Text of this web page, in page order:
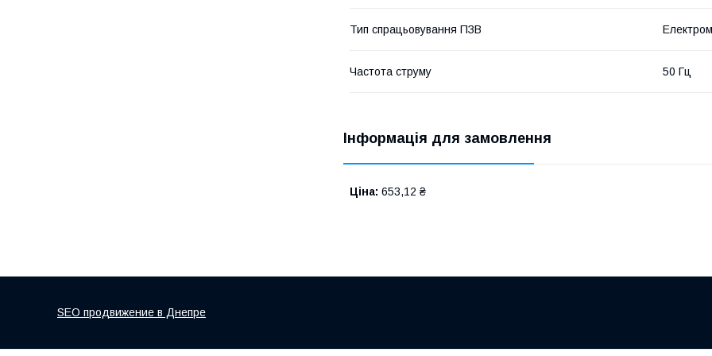
Тип спрацьовування ПЗВ
Частота струму 50 Гц
Інформація для замовлення
Ціна: 653,12 ₴
SEO продвижение в Днепре